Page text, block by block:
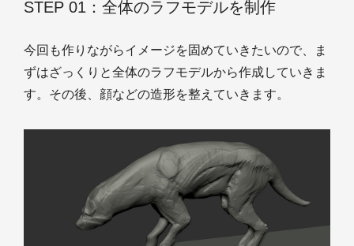
STEP 01：全体のラフモデルを制作
今回も作りながらイメージを固めていきたいので、ま
ずはざっくりと全体のラフモデルから作成していきま
す。その後、顔などの造形を整えていきます。